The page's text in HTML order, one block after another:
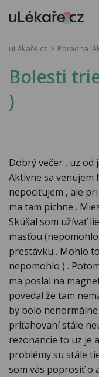
uLékaře.cz Poradna
Bolesti
)
Dobrý večer , uz
Aktívne sa
nepociťujem , ale
ma tam pichne .
Skúšal som užívať
masťou
prestávku . Mohlo
nepomohlo ) .
ma poslal na
povedal že tam
by bolo
priťahovaní stále
rezonancie to uz je
problémy su stále
som vás poprosiť o